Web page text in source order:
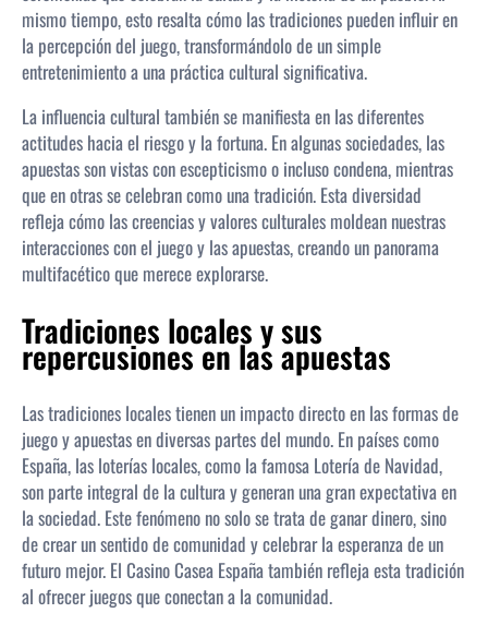
mismo tiempo, esto resalta cómo las tradiciones pueden influir en
la percepción del juego, transformándolo de un simple
entretenimiento a una práctica cultural significativa.
La influencia cultural también se manifiesta en las diferentes
actitudes hacia el riesgo y la fortuna. En algunas sociedades, las
apuestas son vistas con escepticismo o incluso condena, mientras
que en otras se celebran como una tradición. Esta diversidad
refleja cómo las creencias y valores culturales moldean nuestras
interacciones con el juego y las apuestas, creando un panorama
multifacético que merece explorarse.
Tradiciones locales y sus
repercusiones en las apuestas
Las tradiciones locales tienen un impacto directo en las formas de
juego y apuestas en diversas partes del mundo. En países como
España, las loterías locales, como la famosa Lotería de Navidad,
son parte integral de la cultura y generan una gran expectativa en
la sociedad. Este fenómeno no solo se trata de ganar dinero, sino
de crear un sentido de comunidad y celebrar la esperanza de un
futuro mejor. El Casino Casea España también refleja esta tradición
al ofrecer juegos que conectan a la comunidad.